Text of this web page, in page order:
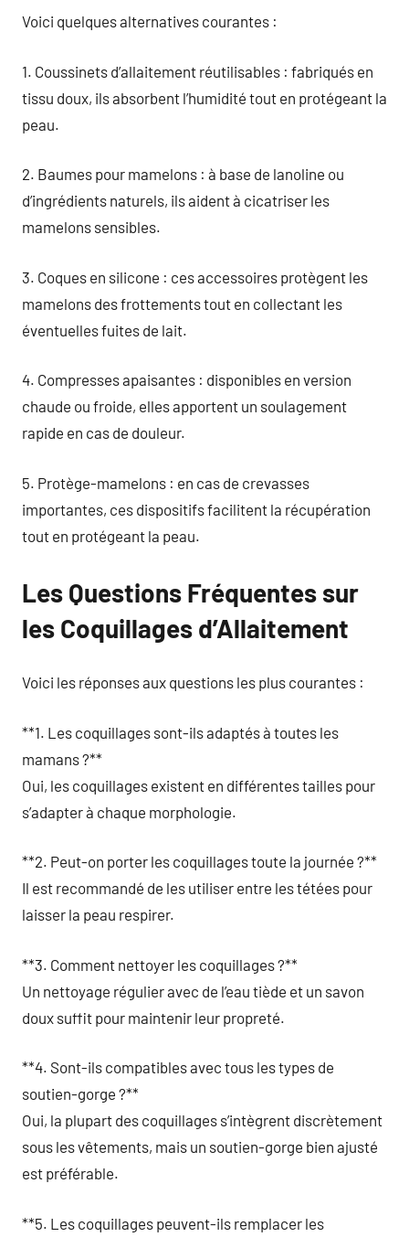
Voici quelques alternatives courantes :
1. Coussinets d’allaitement réutilisables : fabriqués en
tissu doux, ils absorbent l’humidité tout en protégeant la
peau.
2. Baumes pour mamelons : à base de lanoline ou
d’ingrédients naturels, ils aident à cicatriser les
mamelons sensibles.
3. Coques en silicone : ces accessoires protègent les
mamelons des frottements tout en collectant les
éventuelles fuites de lait.
4. Compresses apaisantes : disponibles en version
chaude ou froide, elles apportent un soulagement
rapide en cas de douleur.
5. Protège-mamelons : en cas de crevasses
importantes, ces dispositifs facilitent la récupération
tout en protégeant la peau.
Les Questions Fréquentes sur
les Coquillages d’Allaitement
Voici les réponses aux questions les plus courantes :
**1. Les coquillages sont-ils adaptés à toutes les
mamans ?**
Oui, les coquillages existent en différentes tailles pour
s’adapter à chaque morphologie.
**2. Peut-on porter les coquillages toute la journée ?**
Il est recommandé de les utiliser entre les tétées pour
laisser la peau respirer.
**3. Comment nettoyer les coquillages ?**
Un nettoyage régulier avec de l’eau tiède et un savon
doux suffit pour maintenir leur propreté.
**4. Sont-ils compatibles avec tous les types de
soutien-gorge ?**
Oui, la plupart des coquillages s’intègrent discrètement
sous les vêtements, mais un soutien-gorge bien ajusté
est préférable.
**5. Les coquillages peuvent-ils remplacer les